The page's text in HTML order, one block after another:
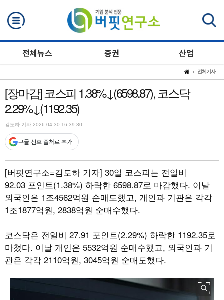
전체뉴스 증권 산업
전체기사
[장마감] 코스피 1.38%↓(6598.87), 코스닥
2.29%↓(1192.35)
김도하 기자 2026-04-30 16:39:30
구글 선호 출처로 추가
[버핏연구소=김도하 기자] 30일 코스피는 전일비
92.03 포인트(1.38%) 하락한 6598.87로 마감했다. 이날
외국인은 1조4562억원 순매도했고, 개인과 기관은 각각
1조1877억원, 2838억원 순매수했다.
코스닥은 전일비 27.91 포인트(2.29%) 하락한 1192.35로
마쳤다. 이날 개인은 5532억원 순매수했고, 외국인과 기
관은 각각 2110억원, 3045억원 순매도했다.
검색